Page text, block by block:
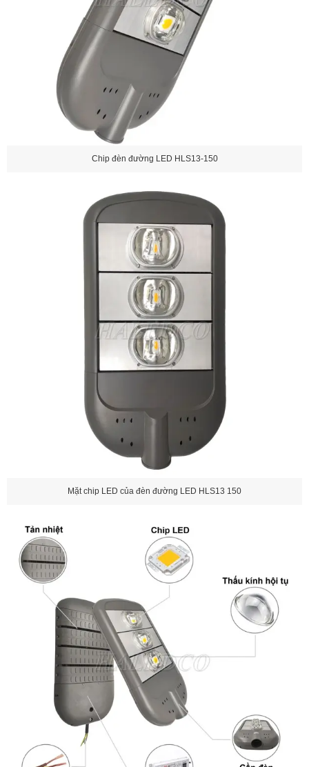
Chip đèn đường LED HLS13-150
Mặt chip LED của đèn đường LED HLS13 150